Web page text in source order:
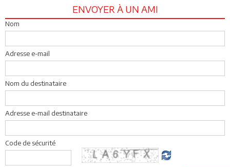
ENVOYER À UN AMI
Nom
Adresse e-mail
Nom du destinataire
Adresse e-mail destinataire
Code de sécurité